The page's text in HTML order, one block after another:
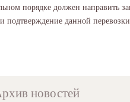
порядке должен направить
подтверждение данной
новостей